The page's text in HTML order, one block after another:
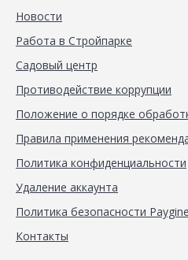
Новости
Работа в Стройпарке
Садовый центр
Противодействие коррупции
Положение о порядке
Правила применения
Политика конфиденциальности
Удаление аккаунта
Политика безопасности Paygine
Контакты